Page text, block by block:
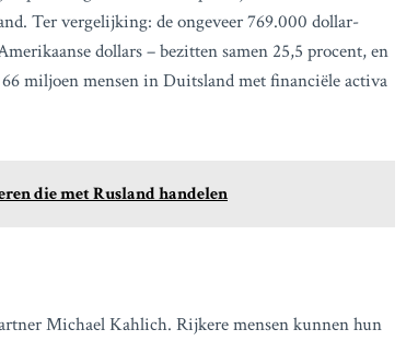
Ter vergelijking: de ongeveer 769.000 dollar-
dollars – bezitten samen 25,5 procent, en
miljoen mensen in Duitsland met financiële activa
die met Rusland handelen
Michael Kahlich. Rijkere mensen kunnen hun